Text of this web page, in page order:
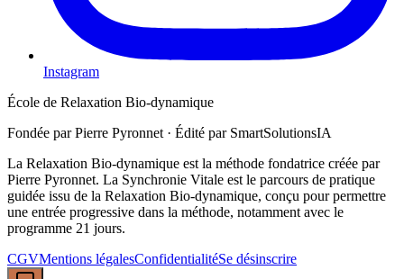
Instagram
École de Relaxation Bio-dynamique
Fondée par Pierre Pyronnet · Édité par SmartSolutionsIA
La Relaxation Bio-dynamique est la méthode fondatrice créée par
Pierre Pyronnet. La Synchronie Vitale est le parcours de pratique
guidée issu de la Relaxation Bio-dynamique, conçu pour permettre
une entrée progressive dans la méthode, notamment avec le
programme 21 jours.
CGVMentions légalesConfidentialitéSe désinscrire